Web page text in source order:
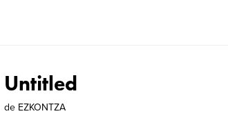
Untitled
de EZKONTZA